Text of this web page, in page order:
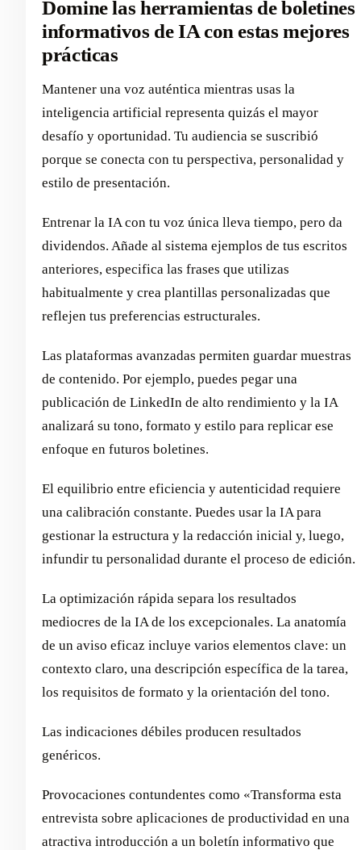
Domine las herramientas de boletines
informativos de IA con estas mejores
prácticas
Mantener una voz auténtica mientras usas la
inteligencia artificial representa quizás el mayor
desafío y oportunidad. Tu audiencia se suscribió
porque se conecta con tu perspectiva, personalidad y
estilo de presentación.
Entrenar la IA con tu voz única lleva tiempo, pero da
dividendos. Añade al sistema ejemplos de tus escritos
anteriores, especifica las frases que utilizas
habitualmente y crea plantillas personalizadas que
reflejen tus preferencias estructurales.
Las plataformas avanzadas permiten guardar muestras
de contenido. Por ejemplo, puedes pegar una
publicación de LinkedIn de alto rendimiento y la IA
analizará su tono, formato y estilo para replicar ese
enfoque en futuros boletines.
El equilibrio entre eficiencia y autenticidad requiere
una calibración constante. Puedes usar la IA para
gestionar la estructura y la redacción inicial y, luego,
infundir tu personalidad durante el proceso de edición.
La optimización rápida separa los resultados
mediocres de la IA de los excepcionales. La anatomía
de un aviso eficaz incluye varios elementos clave: un
contexto claro, una descripción específica de la tarea,
los requisitos de formato y la orientación del tono.
Las indicaciones débiles producen resultados
genéricos.
Provocaciones contundentes como «Transforma esta
entrevista sobre aplicaciones de productividad en una
atractiva introducción a un boletín informativo que